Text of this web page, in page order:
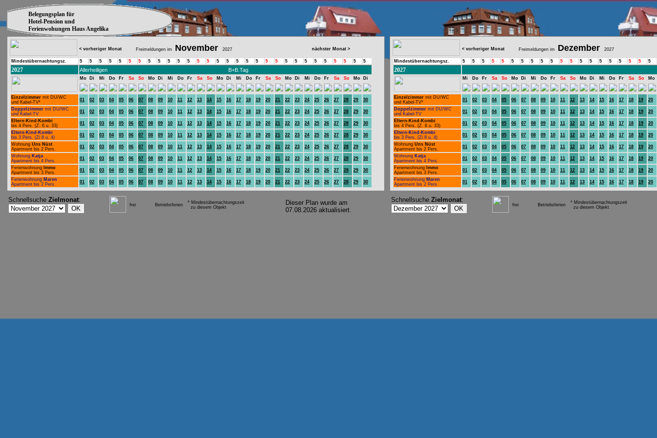
Belegungsplan für
Hotel-Pension und
Ferienwohungen Haus Angelika
< vorheriger Monat Freimeldungen im November 2027 nächster Monat >
Mindestübernachtungsz. 5 5 5 5 5 5 5 5 5 5 5 5 5 5 5 5 5 5 5 5 5 5 5 5 5 5 5 5 5 5
2027 Allerheiligen B+B.Tag
Mo Di Mi Do Fr Sa So Mo Di Mi Do Fr Sa So Mo Di Mi Do Fr Sa So Mo Di Mi Do Fr Sa So Mo Di
Einzelzimmer mit DU/WC
und Kabel-TV*
01 02 03 04 05 06 07 08 09 10 11 12 13 14 15 16 17 18 19 20 21 22 23 24 25 26 27 28 29
30
Doppelzimmer mit DU/WC
und Kabel-TV
01 02 03 04 05 06 07 08 09 10 11 12 13 14 15 16 17 18 19 20 21 22 23 24 25 26 27 28 29
30
Eltern-Kind-Kombi
bis 4 Pers. (Z. 6 u. 33)
01 02 03 04 05 06 07 08 09 10 11 12 13 14 15 16 17 18 19 20 21 22 23 24 25 26 27 28 29
30
Eltern-Kind-Kombi
bis 3 Pers. (Zi 8 u. 4)
01 02 03 04 05 06 07 08 09 10 11 12 13 14 15 16 17 18 19 20 21 22 23 24 25 26 27 28 29
30
Wohnung Uns Nüst
Apartment bis 2 Pers.
01 02 03 04 05 06 07 08 09 10 11 12 13 14 15 16 17 18 19 20 21 22 23 24 25 26 27 28 29
30
Wohnung Katja
Apartment bis 4 Pers.
01 02 03 04 05 06 07 08 09 10 11 12 13 14 15 16 17 18 19 20 21 22 23 24 25 26 27 28 29
30
Ferienwohnung Immo
Apartment bis 3 Pers.
01 02 03 04 05 06 07 08 09 10 11 12 13 14 15 16 17 18 19 20 21 22 23 24 25 26 27 28 29
30
Ferienwohnung Maren
Apartment bis 2 Pers.
01 02 03 04 05 06 07 08 09 10 11 12 13 14 15 16 17 18 19 20 21 22 23 24 25 26 27 28 29 30
Schnellsuche Zielmonat:
frei Betriebsferien
* Mindestübernachtungszeit
zu diesem Objekt
Dieser Plan wurde am
07.08.2026 aktualisiert.
< vorheriger Monat Freimeldungen im Dezember 2027
Mindestübernachtungsz. 5 5 5 5 5 5 5 5 5 5 5 5 5 5 5 5 5 5 5 5
2027
Mi Do Fr Sa So Mo Di Mi Do Fr Sa So Mo Di Mi Do Fr Sa So Mo
Einzelzimmer mit DU/WC
und Kabel-TV*
01 02 03 04 05 06 07 08 09 10 11 12 13 14 15 16 17 18 19
20
Doppelzimmer mit DU/WC
und Kabel-TV
01 02 03 04 05 06 07 08 09 10 11 12 13 14 15 16 17 18 19
20
Eltern-Kind-Kombi
bis 4 Pers. (Z. 6 u. 33)
01 02 03 04 05 06 07 08 09 10 11 12 13 14 15 16 17 18 19
20
Eltern-Kind-Kombi
bis 3 Pers. (Zi 8 u. 4)
01 02 03 04 05 06 07 08 09 10 11 12 13 14 15 16 17 18 19
20
Wohnung Uns Nüst
Apartment bis 2 Pers.
01 02 03 04 05 06 07 08 09 10 11 12 13 14 15 16 17 18 19
20
Wohnung Katja
Apartment bis 4 Pers.
01 02 03 04 05 06 07 08 09 10 11 12 13 14 15 16 17 18 19
20
Ferienwohnung Immo
Apartment bis 3 Pers.
01 02 03 04 05 06 07 08 09 10 11 12 13 14 15 16 17 18 19
20
Ferienwohnung Maren
Apartment bis 2 Pers.
01 02 03 04 05 06 07 08 09 10 11 12 13 14 15 16 17 18 19 20
Schnellsuche Zielmonat:
frei Betriebsferien
* Mindestübernachtungszeit
zu diesem Objekt